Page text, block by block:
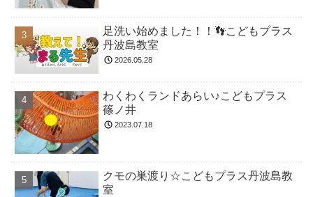
足洗い始めました！！👣こどもプラス
丹波島教室
2026.05.28
わくわくランドあらい♪こどもプラス
篠ノ井
2023.07.18
クモの巣渡り☆こどもプラス丹波島教
室